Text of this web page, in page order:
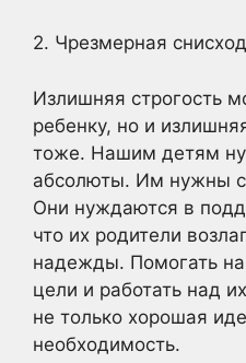
2. Чрезмерная
Излишняя строгость
ребенку, но и
тоже. Нашим детям
абсолюты. Им нужны
Они нуждаются в
что их родители
надежды. Помогать
цели и работать над
не только хорошая
необходимость.